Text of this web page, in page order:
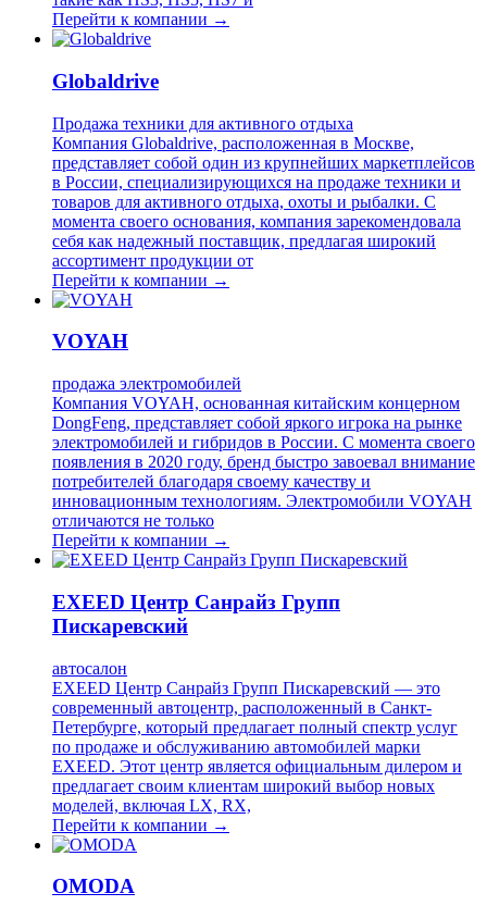
Перейти к компании →
Globaldrive
Продажа техники для активного отдыха
Компания Globaldrive, расположенная в Москве,
представляет собой один из крупнейших маркетплейсов
в России, специализирующихся на продаже техники и
товаров для активного отдыха, охоты и рыбалки. С
момента своего основания, компания зарекомендовала
себя как надежный поставщик, предлагая широкий
ассортимент продукции от
Перейти к компании →
VOYAH
продажа электромобилей
Компания VOYAH, основанная китайским концерном
DongFeng, представляет собой яркого игрока на рынке
электромобилей и гибридов в России. С момента своего
появления в 2020 году, бренд быстро завоевал внимание
потребителей благодаря своему качеству и
инновационным технологиям. Электромобили VOYAH
отличаются не только
Перейти к компании →
EXEED Центр Санрайз Групп
Пискаревский
автосалон
EXEED Центр Санрайз Групп Пискаревский — это
современный автоцентр, расположенный в Санкт-
Петербурге, который предлагает полный спектр услуг
по продаже и обслуживанию автомобилей марки
EXEED. Этот центр является официальным дилером и
предлагает своим клиентам широкий выбор новых
моделей, включая LX, RX,
Перейти к компании →
OMODA